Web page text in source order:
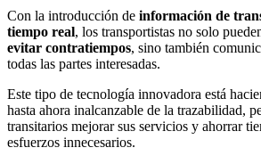
Con la introducción de información de
tiempo real, los transportistas no solo
evitar contratiempos, sino también
todas las partes interesadas.
Este tipo de tecnología innovadora está
hasta ahora inalcanzable de la trazabilidad,
transitarios mejorar sus servicios y ahorrar
esfuerzos innecesarios.